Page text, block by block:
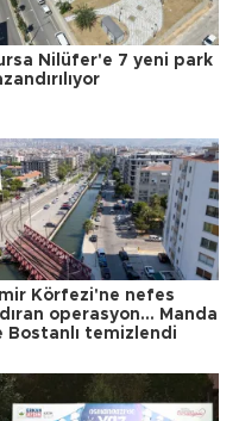
Nilüfer'e 7 yeni park
Körfezi'ne nefes
operasyon... Manda
Bostanlı temizlendi